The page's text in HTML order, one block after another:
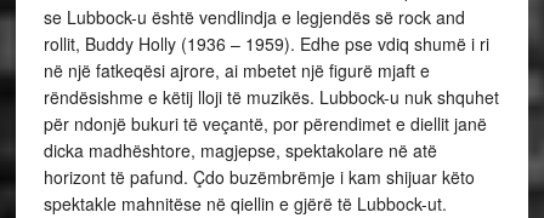
se Lubbock-u është vendlindja e legjendës së rock and
rollit, Buddy Holly (1936 – 1959). Edhe pse vdiq shumë i ri
në një fatkeqësi ajrore, ai mbetet një figurë mjaft e
rëndësishme e këtij lloji të muzikës. Lubbock-u nuk shquhet
për ndonjë bukuri të veçantë, por përendimet e diellit janë
dicka madhështore, magjepse, spektakolare në atë
horizont të pafund. Çdo buzëmbrëmje i kam shijuar këto
spektakle mahnitëse në qiellin e gjërë të Lubbock-ut.